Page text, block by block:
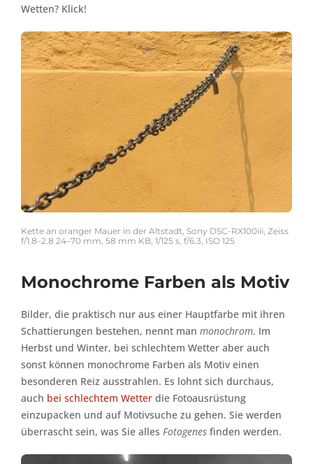
Wetten? Klick!
Kette an oranger Mauer in der Altstadt, Sony DSC-RX100iii, Zeiss
f/1.8–2.8 24–70 mm, 58 mm KB, 1/125 s, f/6.3, ISO 125
Monochrome Farben als Motiv
Bilder, die praktisch nur aus einer Hauptfarbe mit ihren
Schattierungen bestehen, nennt man monochrom. Im
Herbst und Winter, bei schlechtem Wetter aber auch
sonst können monochrome Farben als Motiv einen
besonderen Reiz ausstrahlen. Es lohnt sich durchaus,
auch bei schlechtem Wetter die Fotoausrüstung
einzupacken und auf Motivsuche zu gehen. Sie werden
überrascht sein, was Sie alles Fotogenes finden werden.